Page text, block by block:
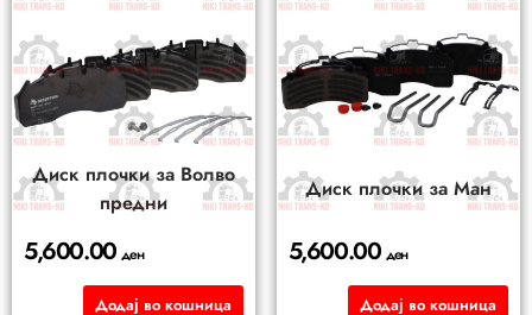
Диск плочки за Волво
предни
5,600.00ден
Додај во кошница
Диск плочки за Ман
5,600.00 ден
Додај во кошница